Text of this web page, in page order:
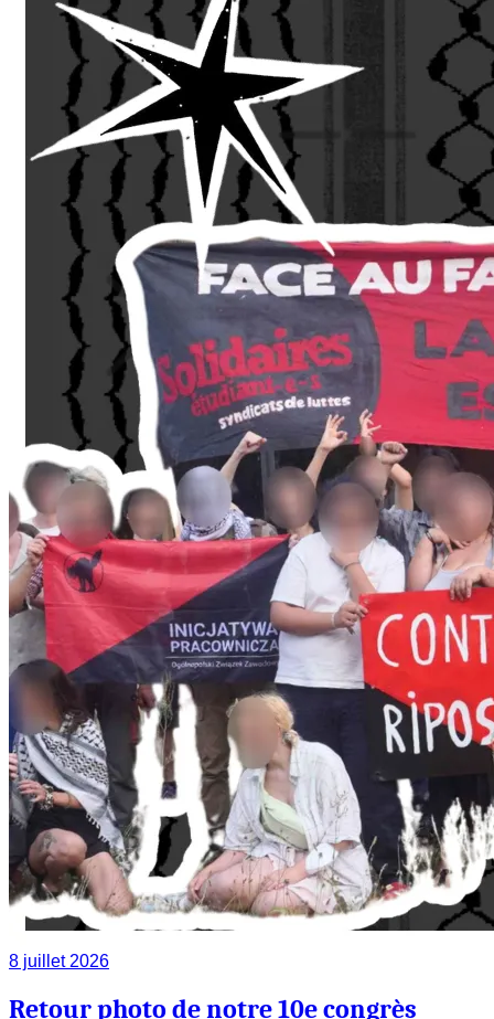
8 juillet 2026
Retour photo de notre 10e congrès